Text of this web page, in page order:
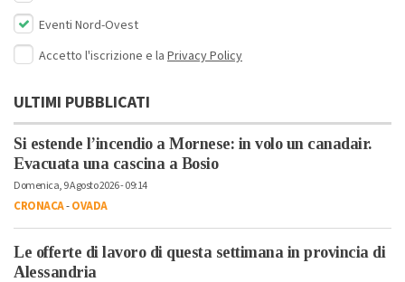
Eventi Nord-Ovest
Accetto l'iscrizione e la Privacy Policy
ULTIMI PUBBLICATI
Si estende l’incendio a Mornese: in volo un canadair.
Evacuata una cascina a Bosio
Domenica, 9 Agosto 2026 - 09:14
CRONACA-OVADA
Le offerte di lavoro di questa settimana in provincia di
Alessandria